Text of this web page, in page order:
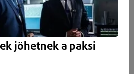
jöhetnek a paksi